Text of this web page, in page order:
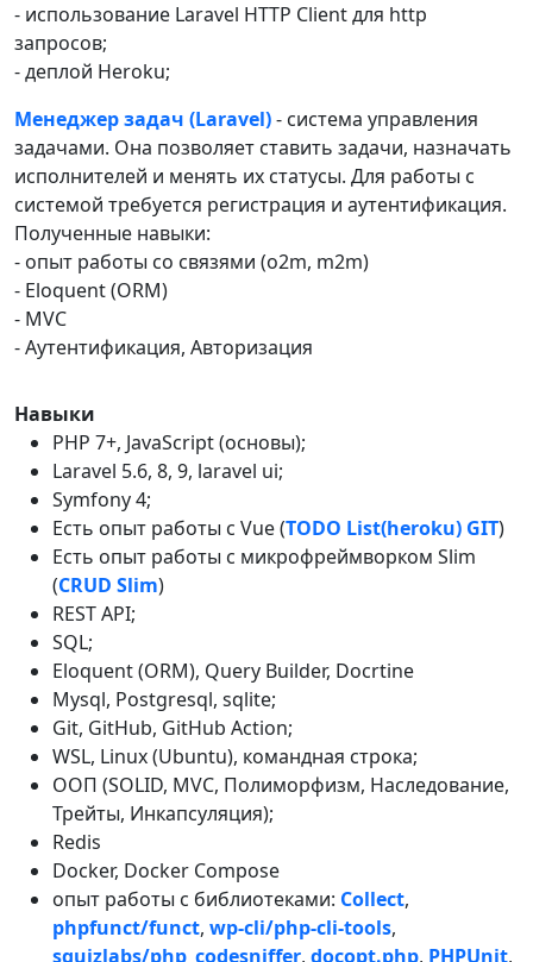
- использование Laravel HTTP Client для http
запросов;
- деплой Heroku;
Менеджер задач (Laravel)- система управления
задачами. Она позволяет ставить задачи, назначать
исполнителей и менять их статусы. Для работы с
системой требуется регистрация и аутентификация.
Полученные навыки:
- опыт работы со связями (o2m, m2m)
- Eloquent (ORM)
- MVC
- Аутентификация, Авторизация
Навыки
PHP 7+, JavaScript (основы);
Laravel 5.6, 8, 9, laravel ui;
Symfony 4;
Есть опыт работы с Vue (TODO List(heroku) GIT)
Есть опыт работы с микрофреймворком Slim
(CRUD Slim)
REST API;
SQL;
Eloquent (ORM), Query Builder, Docrtine
Mysql, Postgresql, sqlite;
Git, GitHub, GitHub Action;
WSL, Linux (Ubuntu), командная строка;
ООП (SOLID, MVC, Полиморфизм, Наследование,
Трейты, Инкапсуляция);
Redis
Docker, Docker Compose
опыт работы с библиотеками: Collect,
phpfunct/funct, wp-cli/php-cli-tools,
squizlabs/php_codesniffer, docopt.php, PHPUnit,